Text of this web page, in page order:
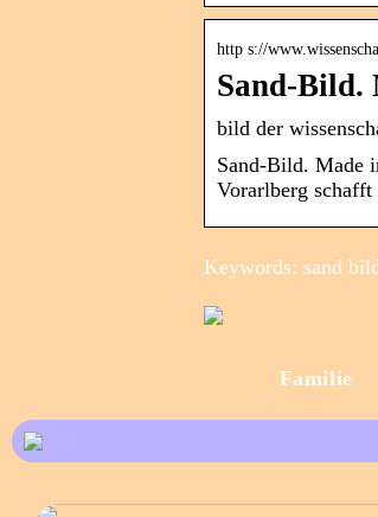
http s://
Sand-Bild.
bild der
Sand-Bild. Made
Vorarlberg
Keywords: sand
Familie